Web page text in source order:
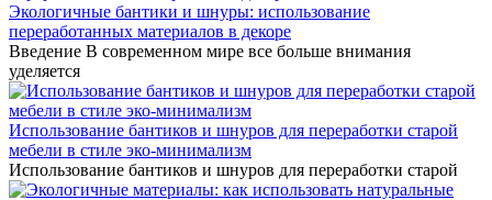
Экологичные бантики и шнуры: использование
переработанных материалов в декоре
Введение В современном мире все больше внимания
уделяется
Использование бантиков и шнуров для переработки старой
мебели в стиле эко-минимализм
Использование бантиков и шнуров для переработки старой